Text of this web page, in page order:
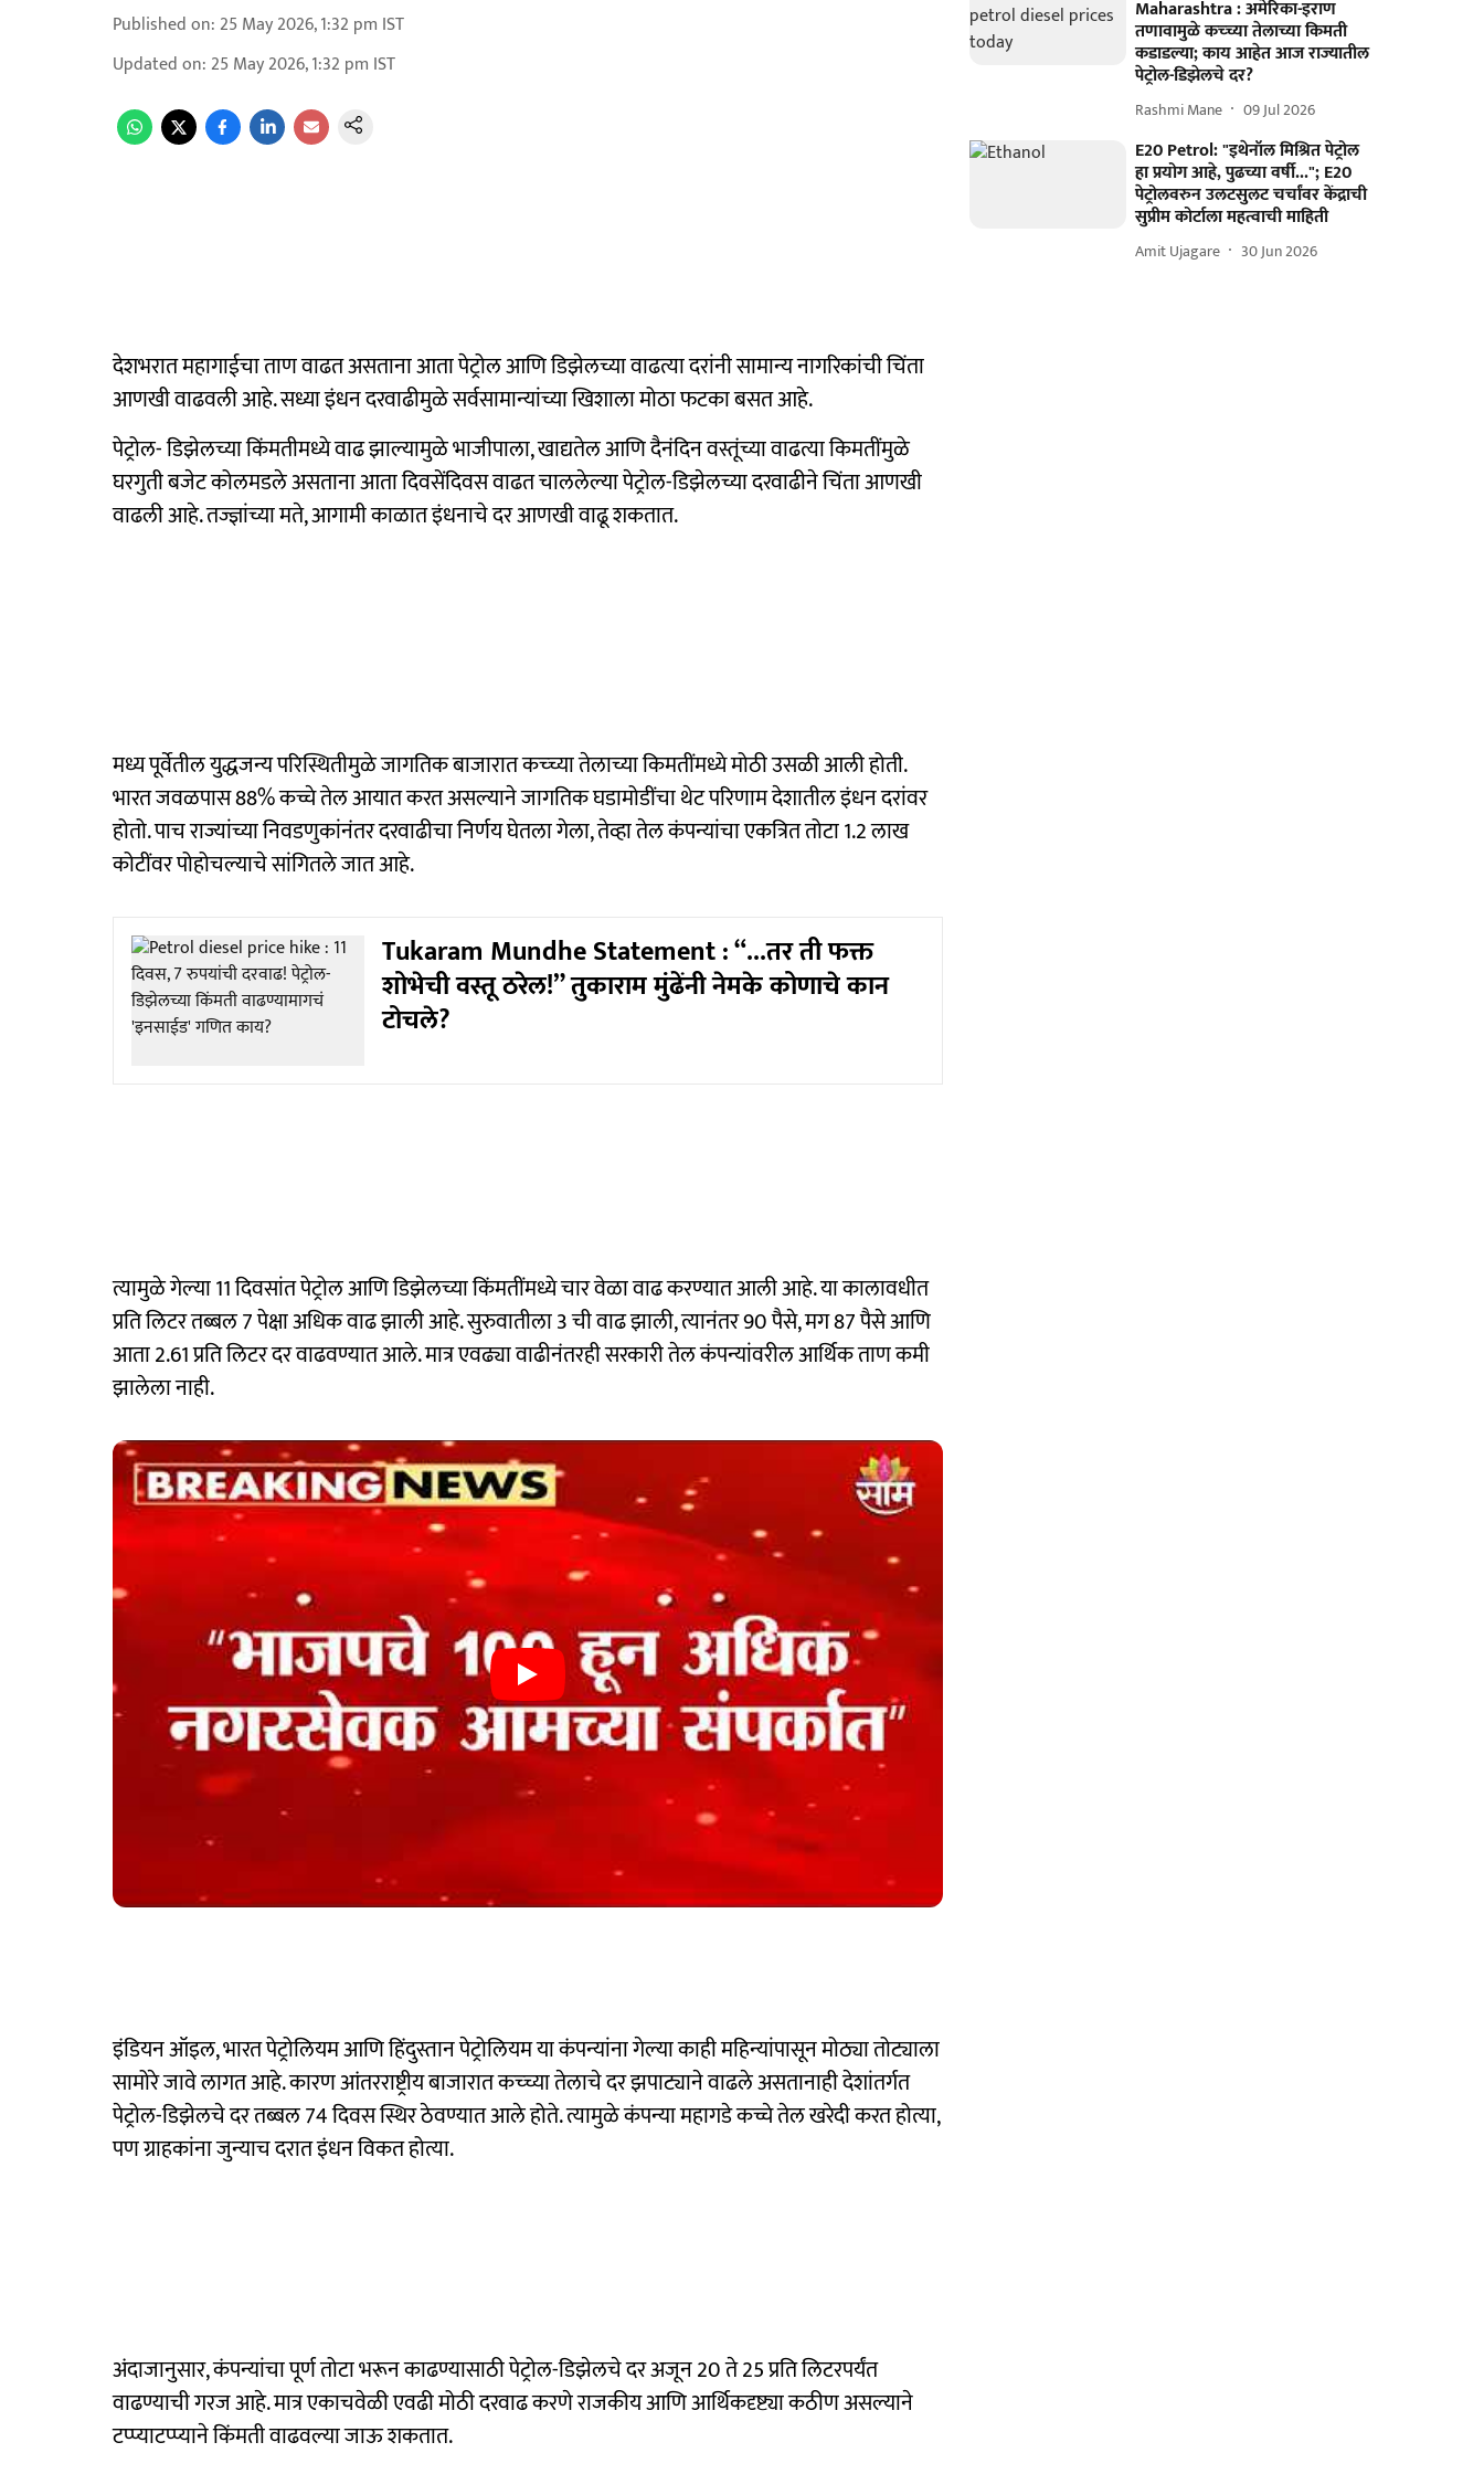
Published on: 25 May 2026, 1:32 pm IST
Updated on: 25 May 2026, 1:32 pm IST
देशभरात महागाईचा ताण वाढत असताना आता पेट्रोल आणि डिझेलच्या वाढत्या दरांनी सामान्य नागरिकांची चिंता
आणखी वाढवली आहे. सध्या इंधन दरवाढीमुळे सर्वसामान्यांच्या खिशाला मोठा फटका बसत आहे.
पेट्रोल- डिझेलच्या किंमतीमध्ये वाढ झाल्यामुळे भाजीपाला, खाद्यतेल आणि दैनंदिन वस्तूंच्या वाढत्या किमतींमुळे
घरगुती बजेट कोलमडले असताना आता दिवसेंदिवस वाढत चाललेल्या पेट्रोल-डिझेलच्या दरवाढीने चिंता आणखी
वाढली आहे. तज्ज्ञांच्या मते, आगामी काळात इंधनाचे दर आणखी वाढू शकतात.
मध्य पूर्वेतील युद्धजन्य परिस्थितीमुळे जागतिक बाजारात कच्च्या तेलाच्या किमतींमध्ये मोठी उसळी आली होती.
भारत जवळपास 88% कच्चे तेल आयात करत असल्याने जागतिक घडामोडींचा थेट परिणाम देशातील इंधन दरांवर
होतो. पाच राज्यांच्या निवडणुकांनंतर दरवाढीचा निर्णय घेतला गेला, तेव्हा तेल कंपन्यांचा एकत्रित तोटा 1.2 लाख
कोटींवर पोहोचल्याचे सांगितले जात आहे.
Tukaram Mundhe Statement : “...तर ती फक्त
शोभेची वस्तू ठरेल!” तुकाराम मुंढेंनी नेमके कोणाचे कान
टोचले?
त्यामुळे गेल्या 11 दिवसांत पेट्रोल आणि डिझेलच्या किंमतींमध्ये चार वेळा वाढ करण्यात आली आहे. या कालावधीत
प्रति लिटर तब्बल 7 पेक्षा अधिक वाढ झाली आहे. सुरुवातीला 3 ची वाढ झाली, त्यानंतर 90 पैसे, मग 87 पैसे आणि
आता 2.61 प्रति लिटर दर वाढवण्यात आले. मात्र एवढ्या वाढीनंतरही सरकारी तेल कंपन्यांवरील आर्थिक ताण कमी
झालेला नाही.
इंडियन ऑइल, भारत पेट्रोलियम आणि हिंदुस्तान पेट्रोलियम या कंपन्यांना गेल्या काही महिन्यांपासून मोठ्या तोट्याला
सामोरे जावे लागत आहे. कारण आंतरराष्ट्रीय बाजारात कच्च्या तेलाचे दर झपाट्याने वाढले असतानाही देशांतर्गत
पेट्रोल-डिझेलचे दर तब्बल 74 दिवस स्थिर ठेवण्यात आले होते. त्यामुळे कंपन्या महागडे कच्चे तेल खरेदी करत होत्या,
पण ग्राहकांना जुन्याच दरात इंधन विकत होत्या.
अंदाजानुसार, कंपन्यांचा पूर्ण तोटा भरून काढण्यासाठी पेट्रोल-डिझेलचे दर अजून 20 ते 25 प्रति लिटरपर्यंत
वाढण्याची गरज आहे. मात्र एकाचवेळी एवढी मोठी दरवाढ करणे राजकीय आणि आर्थिकदृष्ट्या कठीण असल्याने
टप्प्याटप्प्याने किंमती वाढवल्या जाऊ शकतात.
Maharashtra : अमेरिका-इराण
तणावामुळे कच्च्या तेलाच्या किमती
कडाडल्या; काय आहेत आज राज्यातील
पेट्रोल-डिझेलचे दर?
Rashmi Mane 09 Jul 2026
E20 Petrol: "इथेनॉल मिश्रित पेट्रोल
हा प्रयोग आहे, पुढच्या वर्षी..."; E20
पेट्रोलवरुन उलटसुलट चर्चांवर केंद्राची
सुप्रीम कोर्टाला महत्वाची माहिती
Amit Ujagare 30 Jun 2026